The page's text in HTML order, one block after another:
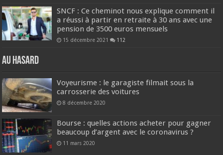
SNCF : Ce cheminot nous explique comment il
a réussi à partir en retraite à 30 ans avec une
pension de 3500 euros mensuels
15 décembre 2021 112
Au hasard
Voyeurisme : le garagiste filmait sous la
carrosserie des voitures
8 décembre 2020
Bourse : quelles actions acheter pour gagner
beaucoup d’argent avec le coronavirus ?
11 mars 2020